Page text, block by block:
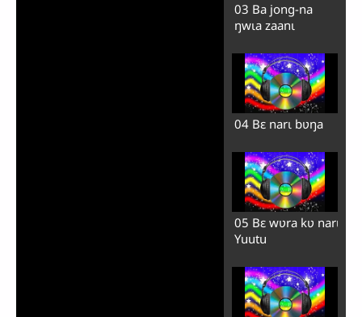
03 Ba jong-na
ŋwɩa zaanɩ
04 Bɛ narɩ bʋŋa
05 Bɛ wʋra kʋ narɩ
Yuutu